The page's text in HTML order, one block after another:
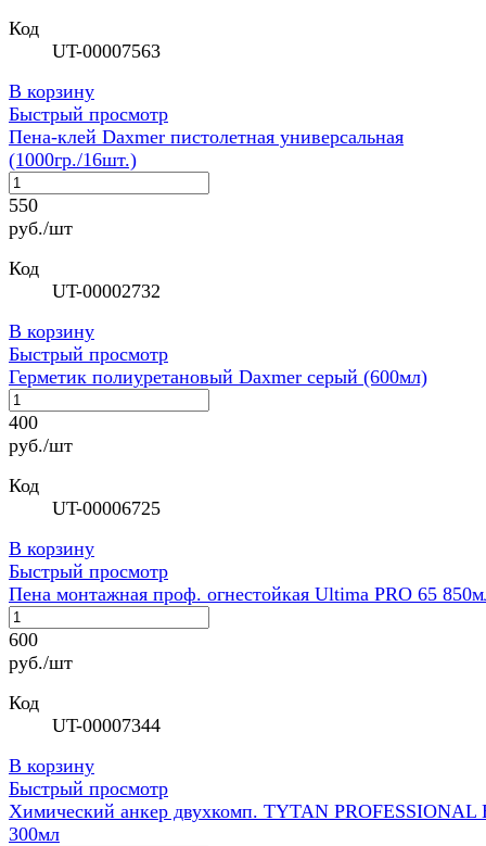
Код
UT-00007563
В корзину
Быстрый просмотр
Пена-клей Daxmer пистолетная универсальная
(1000гр./16шт.)
550
руб./шт
Код
UT-00002732
В корзину
Быстрый просмотр
Герметик полиуретановый Daxmer серый (600мл)
400
руб./шт
Код
UT-00006725
В корзину
Быстрый просмотр
Пена монтажная проф. огнестойкая Ultima PRO 65
600
руб./шт
Код
UT-00007344
В корзину
Быстрый просмотр
Химический анкер двухкомп. TYTAN PROFESSIONAL
300мл